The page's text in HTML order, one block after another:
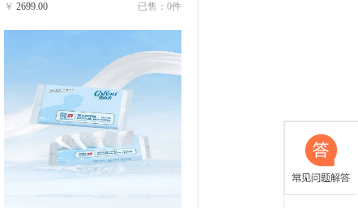
￥ 2699.00 已售：0件